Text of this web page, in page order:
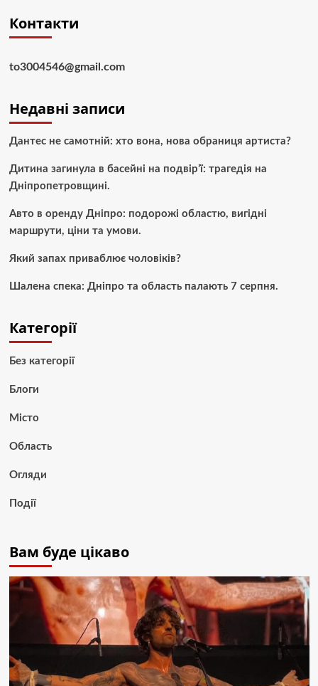
Контакти
to3004546@gmail.com
Недавні записи
Дантес не самотній: хто вона, нова обраниця артиста?
Дитина загинула в басейні на подвір’ї: трагедія на
Дніпропетровщині.
Авто в оренду Дніпро: подорожі областю, вигідні
маршрути, ціни та умови.
Який запах приваблює чоловіків?
Шалена спека: Дніпро та область палають 7 серпня.
Категорії
Без категорії
Блоги
Місто
Область
Огляди
Події
Вам буде цікаво